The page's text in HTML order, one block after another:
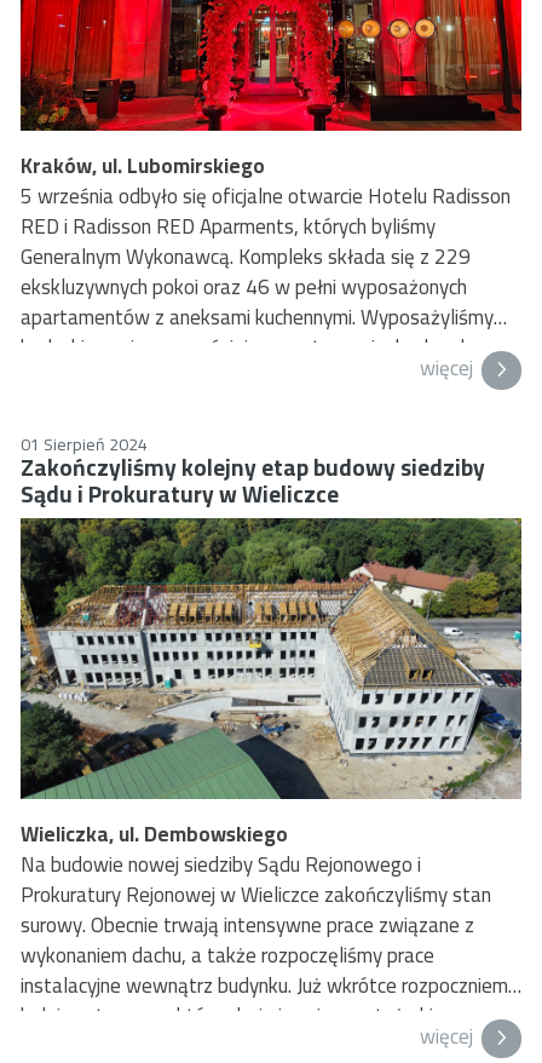
Kraków, ul. Lubomirskiego
5 września odbyło się oficjalne otwarcie Hotelu Radisson
RED i Radisson RED Aparments, których byliśmy
Generalnym Wykonawcą. Kompleks składa się z 229
ekskluzywnych pokoi oraz 46 w pełni wyposażonych
apartamentów z aneksami kuchennymi. Wyposażyliśmy
budynki w najnowocześniejsze systemy niezbędne do
funkcjonowania obiektu hotelowego tej klasy oraz w pełni
wyposażanie każdego pokoju i apartamentu.
więcej
01 Sierpień 2024
Zakończyliśmy kolejny etap budowy siedziby
Sądu i Prokuratury w Wieliczce
Wieliczka, ul. Dembowskiego
Na budowie nowej siedziby Sądu Rejonowego i
Prokuratury Rejonowej w Wieliczce zakończyliśmy stan
surowy. Obecnie trwają intensywne prace związane z
wykonaniem dachu, a także rozpoczęliśmy prace
instalacyjne wewnątrz budynku. Już wkrótce rozpoczniemy
kolejny etap prac, który obejmie m.in. montaż okien,
elewacji oraz prace wykończeniowe wewnątrz budynku.
więcej